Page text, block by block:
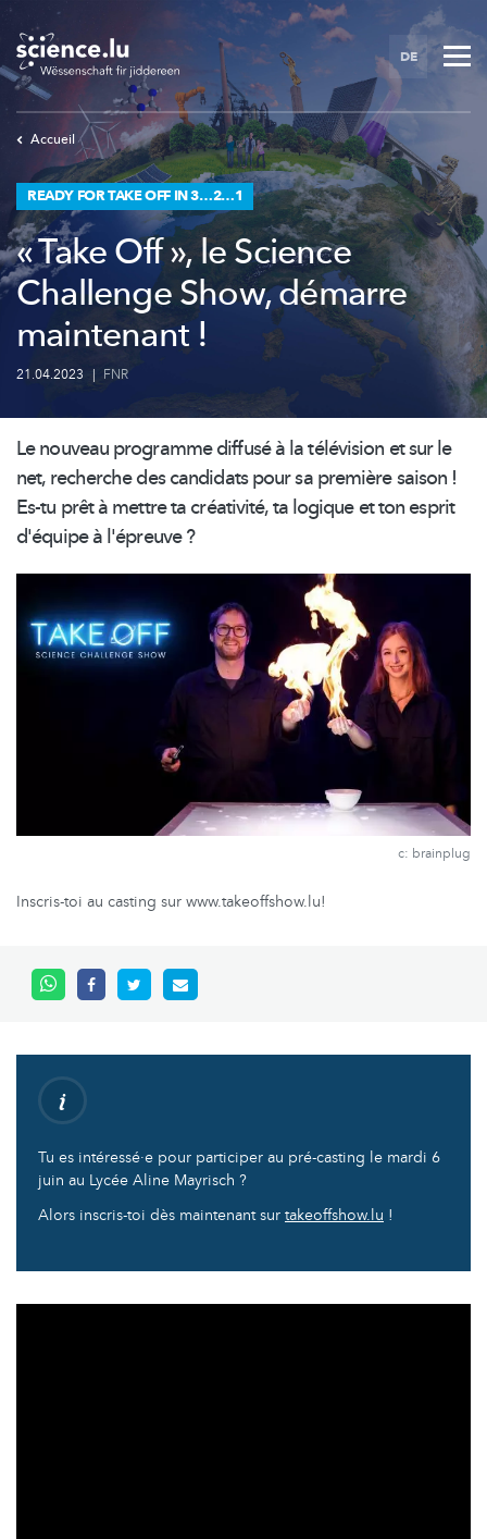
Skip
main
content
DE
Accueil
READY FOR TAKE OFF IN 3…2…1
« Take Off », le Science
Challenge Show, démarre
maintenant !
21.04.2023 | FNR
Le nouveau programme diffusé à la télévision et sur le
net, recherche des candidats pour sa première saison !
Es-tu prêt à mettre ta créativité, ta logique et ton esprit
d'équipe à l'épreuve ?
c: brainplug
Inscris-toi au casting sur www.takeoffshow.lu!
Tu es intéressé·e pour participer au pré-casting le mardi 6
juin au Lycée Aline Mayrisch ?
Alors inscris-toi dès maintenant sur takeoffshow.lu !